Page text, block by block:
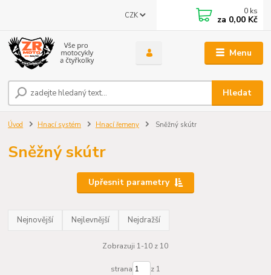
Menu
CZK
Hledat
0 ks
za 0,00 Kč
Úvod Hnací systém Hnací řemeny Sněžný skútr
Sněžný skútr
Upřesnit parametry
Nejnovější Nejlevnější Nejdražší
Zobrazuji 1-10 z 10
strana z 1